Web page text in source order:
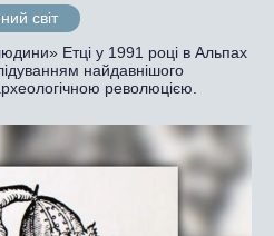
світ
Етці у 1991 році в Альпах
найдавнішого
революцією.